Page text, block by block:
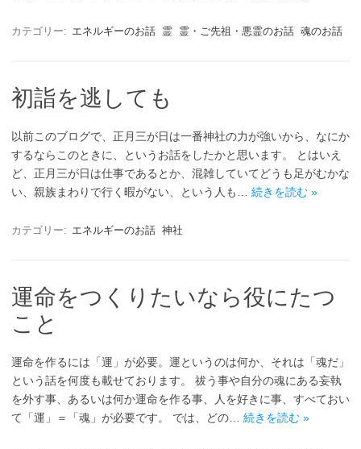
カテゴリー: エネルギーのお話 霊 霊・ご先祖・悪霊のお話 魂のお話
初詣を逃しても
以前このブログで、正月三が日は一番神社の力が強いから、なにか
するならこのときに、というお話をしたかと思います。 とはいえ
ど、正月三が日は仕事であるとか、混雑していてどうも足がむかな
い、親族まわりで行く暇がない、という人も… 続きを読む »
カテゴリー: エネルギーのお話 神社
運命をつくりたいなら役にたつ
こと
運命を作るには「運」が必要。運というのは何か、それは「魂だ」
という話を何度も載せております。 祓う事や自分の魂にある妄執
を外す事、あるいは何か運命を作る事、人を好きに事、すべておい
て「運」＝「魂」が必要です。 では、どの… 続きを読む »